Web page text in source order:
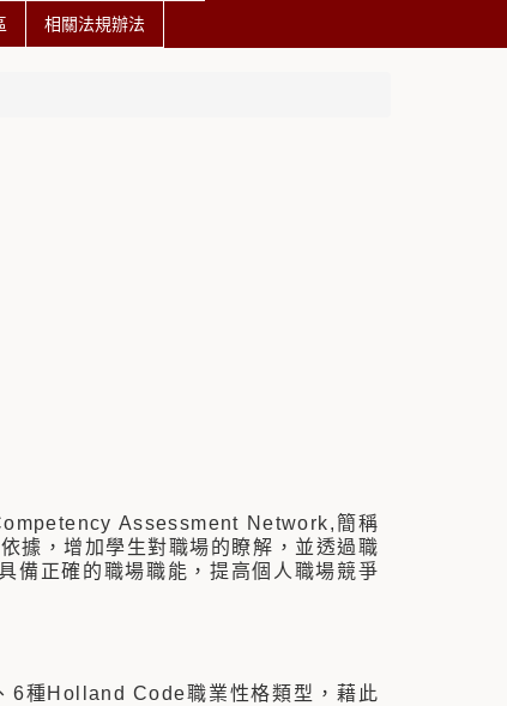
相關法規辦法
Assessment Network,簡稱
據，增加學生對職場的瞭解，並透過職
備正確的職場職能，提高個人職場競爭
6種Holland Code職業性格類型，藉此